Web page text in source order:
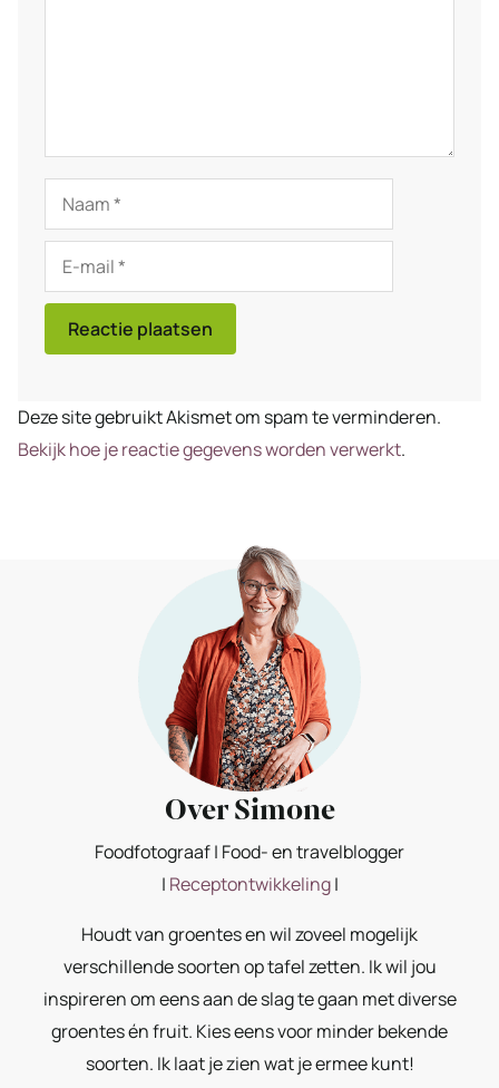
Naam
mail
Deze site gebruikt Akismet om spam te verminderen.
Bekijk hoe je reactie gegevens worden verwerkt.
Over Simone
Foodfotograaf | Food- en travelblogger
| Receptontwikkeling|
Houdt van groentes en wil zoveel mogelijk
verschillende soorten op tafel zetten. Ik wil jou
inspireren om eens aan de slag te gaan met diverse
groentes én fruit. Kies eens voor minder bekende
soorten. Ik laat je zien wat je ermee kunt!